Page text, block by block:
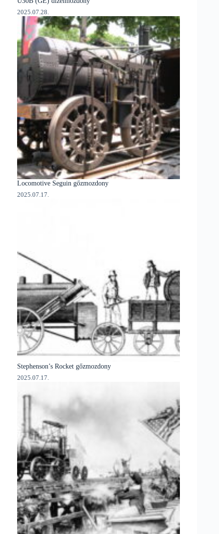
2025.07.28.
Locomotive Seguin gőzmozdony
2025.07.17.
Stephenson’s Rocket gőzmozdony
2025.07.17.